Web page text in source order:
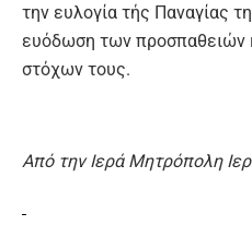
την ευλογία τής Παναγίας
ευόδωση των προσπαθειών
στόχων τους.
Από την Ιερά Μητρόπολη